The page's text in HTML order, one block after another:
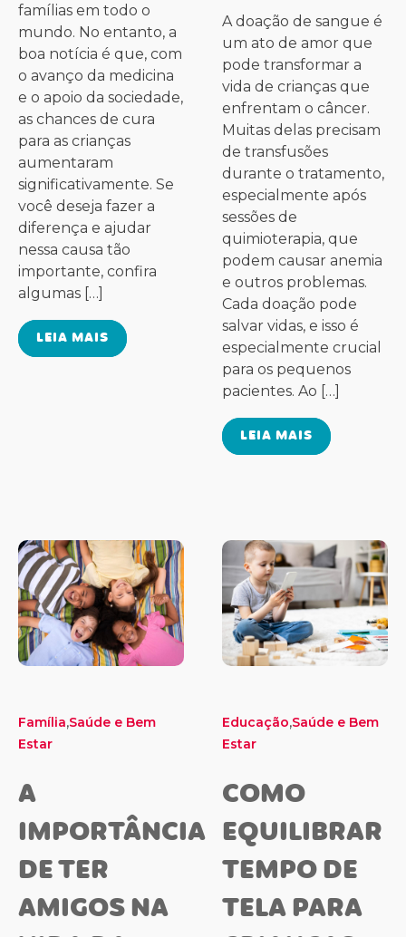
famílias em todo o
mundo. No entanto, a
boa notícia é que, com
o avanço da medicina
e o apoio da sociedade,
as chances de cura
para as crianças
aumentaram
significativamente. Se
você deseja fazer a
diferença e ajudar
nessa causa tão
importante, confira
algumas […]
LEIA MAIS
A doação de sangue é
um ato de amor que
pode transformar a
vida de crianças que
enfrentam o câncer.
Muitas delas precisam
de transfusões
durante o tratamento,
especialmente após
sessões de
quimioterapia, que
podem causar anemia
e outros problemas.
Cada doação pode
salvar vidas, e isso é
especialmente crucial
para os pequenos
pacientes. Ao […]
LEIA MAIS
Família,Saúde e Bem
Estar
A
IMPORTÂNCIA
DE TER
AMIGOS NA
Educação,Saúde e Bem
Estar
COMO
EQUILIBRAR
TEMPO DE
TELA PARA